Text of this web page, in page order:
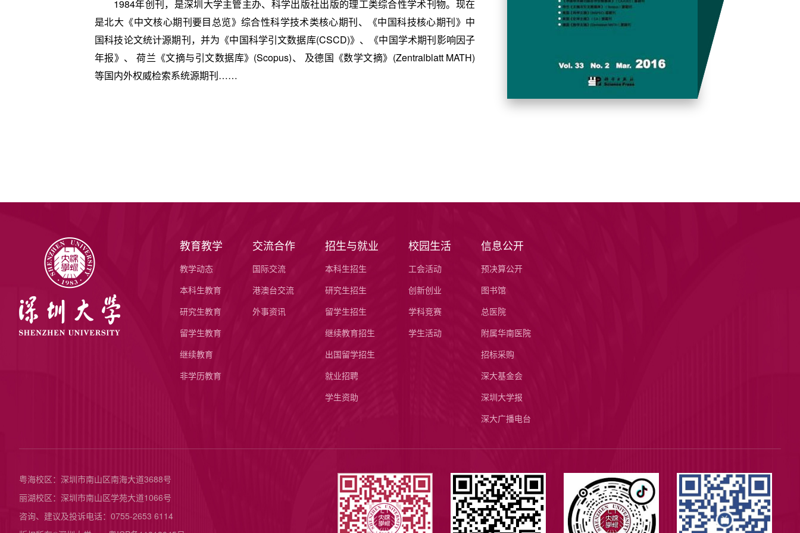
1984年创刊，是深圳大学主管主办、科学出版社出版的理工类综合性学术刊物。现在
是北大《中文核心期刊要目总览》综合性科学技术类核心期刊、《中国科技核心期刊》中
国科技论文统计源期刊，并为《中国科学引文数据库(CSCD)》、《中国学术期刊影响因子
年报》、 荷兰《文摘与引文数据库》(Scopus)、 及德国《数学文摘》(Zentralblatt MATH)
等国内外权威检索系统源期刊……
教育教学
教学动态
本科生教育
研究生教育
留学生教育
继续教育
非学历教育
交流合作
国际交流
港澳台交流
外事资讯
招生与就业
本科生招生
研究生招生
留学生招生
继续教育招生
出国留学招生
就业招聘
学生资助
校园生活
工会活动
创新创业
学科竞赛
学生活动
信息公开
预决算公开
图书馆
总医院
附属华南医院
招标采购
深大基金会
深圳大学报
深大广播电台
粤海校区：深圳市南山区南海大道3688号
丽湖校区：深圳市南山区学苑大道1066号
咨询、建议及投诉电话：0755-2653 6114